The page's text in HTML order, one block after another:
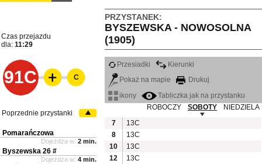
PRZYSTANEK:
BYSZEWSKA - NOWOSOLNA
(1905)
Czas przejazdu
dla: 11:29
91C
Przesiadki
Kierunki
Pokaż na mapie
Drukuj
ikony
Tabliczka jak na przystanku
ROBOCZY
SOBOTY
NIEDZIELA
7
13C
8
13C
10
13C
12
13C
C
Poprzednie przystanki
Pomarańczowa
Dojeżdża w: 2 min.
Byszewska 26 #
Dojeżdża w: 4 min.